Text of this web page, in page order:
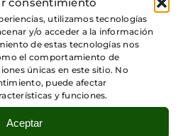
utilizamos tecnologías
y/o acceder a la información
de estas tecnologías nos
el comportamiento de
únicas en este sitio. No
puede afectar
y funciones.
Aceptar
colectivos, han
las primeras semanas
Trump.
migratorio ha sido
por varias decisiones
no ha tardado en